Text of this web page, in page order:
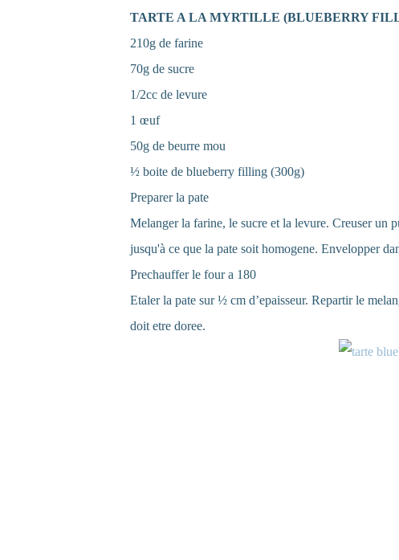
TARTE A LA MYRTILLE (BLUEBERRY
210g de farine
70g de sucre
1/2cc de levure
1 œuf
50g de beurre mou
½ boite de blueberry filling (300g)
Preparer la pate
Melanger la farine, le sucre et la levure. Creuser un
jusqu'à ce que la pate soit homogene. Envelopper
Prechauffer le four a 180
Etaler la pate sur ½ cm d’epaisseur. Repartir le
doit etre doree.